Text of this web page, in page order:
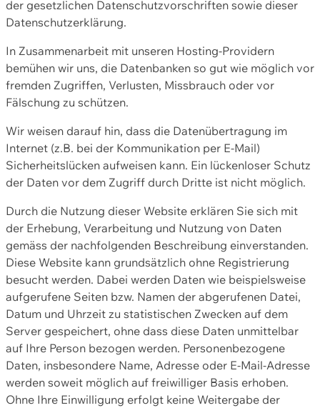
der gesetzlichen Datenschutzvorschriften sowie dieser
Datenschutzerklärung.
In Zusammenarbeit mit unseren Hosting-Providern
bemühen wir uns, die Datenbanken so gut wie möglich vor
fremden Zugriffen, Verlusten, Missbrauch oder vor
Fälschung zu schützen.
Wir weisen darauf hin, dass die Datenübertragung im
Internet (z.B. bei der Kommunikation per E-Mail)
Sicherheitslücken aufweisen kann. Ein lückenloser Schutz
der Daten vor dem Zugriff durch Dritte ist nicht möglich.
Durch die Nutzung dieser Website erklären Sie sich mit
der Erhebung, Verarbeitung und Nutzung von Daten
gemäss der nachfolgenden Beschreibung einverstanden.
Diese Website kann grundsätzlich ohne Registrierung
besucht werden. Dabei werden Daten wie beispielsweise
aufgerufene Seiten bzw. Namen der abgerufenen Datei,
Datum und Uhrzeit zu statistischen Zwecken auf dem
Server gespeichert, ohne dass diese Daten unmittelbar
auf Ihre Person bezogen werden. Personenbezogene
Daten, insbesondere Name, Adresse oder E-Mail-Adresse
werden soweit möglich auf freiwilliger Basis erhoben.
Ohne Ihre Einwilligung erfolgt keine Weitergabe der